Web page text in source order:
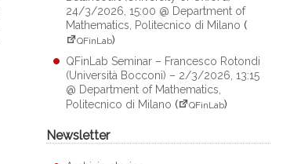
24/3/2026, 15:00 @ Department of
Mathematics, Politecnico di Milano (
QFinLab)
QFinLab Seminar – Francesco Rotondi
(Università Bocconi) – 2/3/2026, 13:15
@ Department of Mathematics,
Politecnico di Milano ( QFinLab)
Newsletter